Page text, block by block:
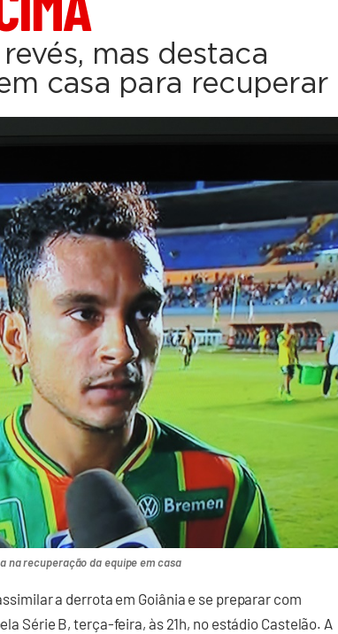
mas destaca
casa para recuperar
na recuperação da equipe em casa
a derrota em Goiânia e se preparar com
Série B, terça-feira, às 21h, no estádio Castelão. A